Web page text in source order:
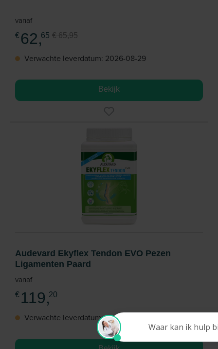
vanaf
€ 62,65 € 65,95
Verwachte leverdatum: 2026-08-29
Bekijk
Audevard Ekyflex Tendon EVO Pezen
Ligamenten Paard
vanaf
€ 119,20
Verwachte leverdatum: 2026-08-12